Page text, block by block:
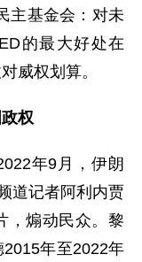
主基金会：对未
的最大好处在
威权划算。
权
年9月，伊朗
道记者阿利内贾
，煽动民众。黎
年至2022年